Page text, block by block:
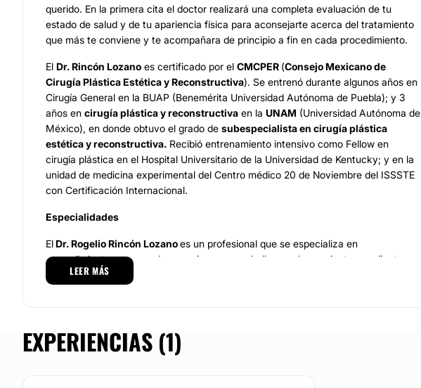
querido. En la primera cita el doctor realizará una completa evaluación de tu
estado de salud y de tu apariencia física para aconsejarte acerca del tratamiento
que más te conviene y te acompañara de principio a fin en cada procedimiento.
El Dr. Rincón Lozano es certificado por el CMCPER (Consejo Mexicano de
Cirugía Plástica Estética y Reconstructiva). Se entrenó durante algunos años en
Cirugía General en la BUAP (Benemérita Universidad Autónoma de Puebla); y 3
años en cirugía plástica y reconstructiva en la UNAM (Universidad Autónoma de
México), en donde obtuvo el grado de subespecialista en cirugía plástica
estética y reconstructiva. Recibió entrenamiento intensivo como Fellow en
cirugía plástica en el Hospital Universitario de la Universidad de Kentucky; y en la
unidad de medicina experimental del Centro médico 20 de Noviembre del ISSSTE
con Certificación Internacional.
Especialidades
ElDr. Rogelio Rincón Lozanoes un profesional que se especializa en
procedimientos que ayudan a mejorar y a embellecer a los pacientes mediante
procedimientos estéticos faciales y corporales como son el
mediante la cual se extirpan venas que varicosas que se forman debajo de la piel
y que hacen que la persona pierda la estética o buena presentación a nivel de sus
LEER MÁS
EXPERIENCIAS (1)